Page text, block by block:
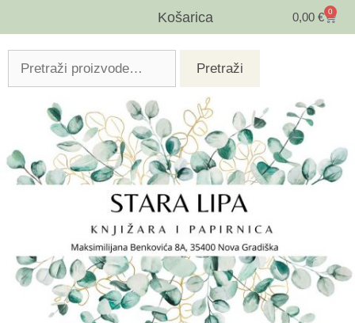
Košarica 0,00 € 0
Pretraži